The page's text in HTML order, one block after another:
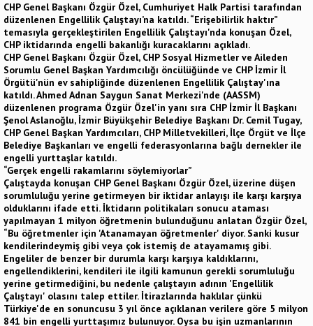
CHP Genel Başkanı Özgür Özel, Cumhuriyet Halk Partisi tarafından
düzenlenen Engellilik Çalıştayı’na katıldı. “Erişebilirlik haktır”
temasıyla gerçekleştirilen Engellilik Çalıştayı'nda konuşan Özel,
CHP iktidarında engelli bakanlığı kuracaklarını açıkladı.
CHP Genel Başkanı Özgür Özel, CHP Sosyal Hizmetler ve Aileden
Sorumlu Genel Başkan Yardımcılığı öncülüğünde ve CHP İzmir İl
Örgütü'nün ev sahipliğinde düzenlenen Engellilik Çalıştay'ına
katıldı. Ahmed Adnan Saygun Sanat Merkezi'nde (AASSM)
düzenlenen programa Özgür Özel'in yanı sıra CHP İzmir İl Başkanı
Şenol Aslanoğlu, İzmir Büyükşehir Belediye Başkanı Dr. Cemil Tugay,
CHP Genel Başkan Yardımcıları, CHP Milletvekilleri, İlçe Örgüt ve İlçe
Belediye Başkanları ve engelli federasyonlarına bağlı dernekler ile
engelli yurttaşlar katıldı.
“Gerçek engelli rakamlarını söylemiyorlar”
Çalıştayda konuşan CHP Genel Başkanı Özgür Özel, üzerine düşen
sorumluluğu yerine getirmeyen bir iktidar anlayışı ile karşı karşıya
olduklarını ifade etti. İktidarın politikaları sonucu ataması
yapılmayan 1 milyon öğretmenin bulunduğunu anlatan Özgür Özel,
“Bu öğretmenler için 'Atanamayan öğretmenler' diyor. Sanki kusur
kendilerindeymiş gibi veya çok istemiş de atayamamış gibi.
Engeliler de benzer bir durumla karşı karşıya kaldıklarını,
engellendiklerini, kendileri ile ilgili kamunun gerekli sorumluluğu
yerine getirmediğini, bu nedenle çalıştayın adının 'Engellilik
Çalıştayı' olasını talep ettiler. İtirazlarında haklılar çünkü
Türkiye'de en sonuncusu 3 yıl önce açıklanan verilere göre 5 milyon
841 bin engelli yurttaşımız bulunuyor. Oysa bu işin uzmanlarının